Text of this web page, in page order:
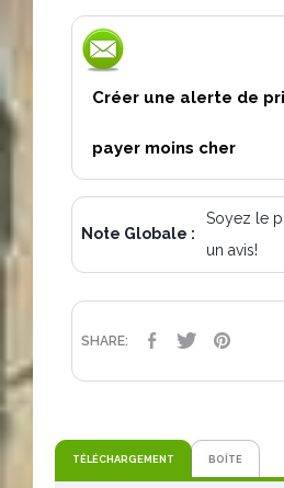
Créer une alerte de
payer moins cher
Note Globale :
Soyez le
un avis!
SHARE: PARTAGER
TWEET
TÉLÉCHARGEMENT BOÎTE